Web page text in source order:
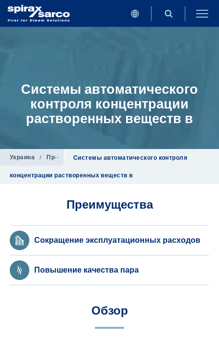
Системы автоматического
контроля концентрации
растворенных веществ в
Украина / Продукция / Котельное оборудование
Системы автоматического контроля
концентрации растворенных веществ в
Преимущества
Сокращение эксплуатационных расходов
Повышение качества пара
Обзор